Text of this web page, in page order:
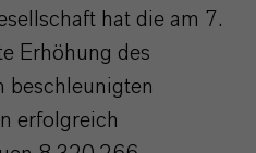
hat die am 7.
Erhöhung des
beschleunigten
erfolgreich